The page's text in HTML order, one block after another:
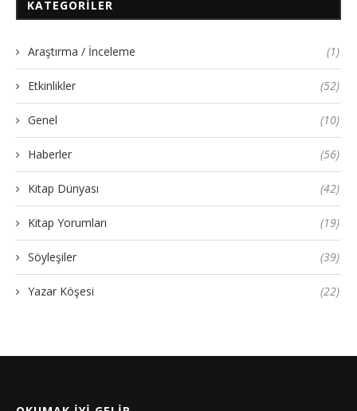
KATEGORILER
Araştırma / İnceleme (1)
Etkinlikler (52)
Genel (10)
Haberler (56)
Kitap Dünyası (42)
Kitap Yorumları (19)
Söyleşiler (39)
Yazar Köşesi (22)